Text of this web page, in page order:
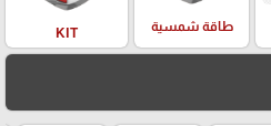
طاقة شمسية KIT